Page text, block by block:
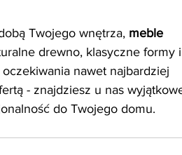
Twojego wnętrza, meble
drewno, klasyczne formy i
nawet najbardziej
- znajdziesz u nas
do Twojego domu.